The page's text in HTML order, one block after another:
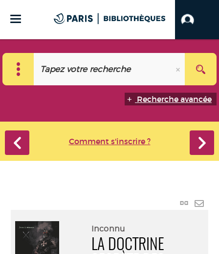
Recherche avancée
Comment s'inscrire ?
Lien
Inconnu
LA DOCTRINE